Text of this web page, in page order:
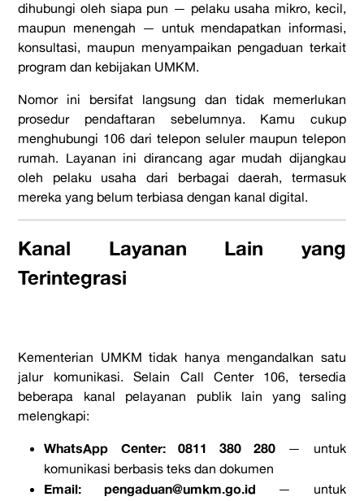
dihubungi oleh siapa pun — pelaku usaha mikro, kecil,
maupun menengah — untuk mendapatkan informasi,
konsultasi, maupun menyampaikan pengaduan terkait
program dan kebijakan UMKM.
Nomor ini bersifat langsung dan tidak memerlukan
prosedur pendaftaran sebelumnya. Kamu cukup
menghubungi 106 dari telepon seluler maupun telepon
rumah. Layanan ini dirancang agar mudah dijangkau
oleh pelaku usaha dari berbagai daerah, termasuk
mereka yang belum terbiasa dengan kanal digital.
Kanal Layanan Lain yang
Terintegrasi
Kementerian UMKM tidak hanya mengandalkan satu
jalur komunikasi. Selain Call Center 106, tersedia
beberapa kanal pelayanan publik lain yang saling
melengkapi:
WhatsApp Center: 0811 380 280 — untuk
komunikasi berbasis teks dan dokumen
Email: pengaduan@umkm.go.id — untuk